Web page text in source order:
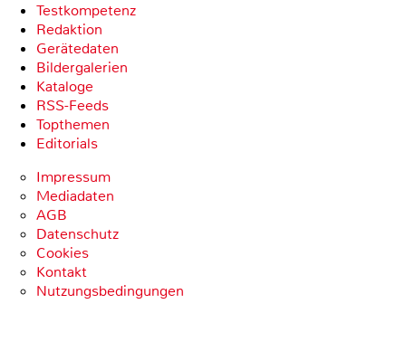
Testkompetenz
Redaktion
Gerätedaten
Bildergalerien
Kataloge
RSS-Feeds
Topthemen
Editorials
Impressum
Mediadaten
AGB
Datenschutz
Cookies
Kontakt
Nutzungsbedingungen